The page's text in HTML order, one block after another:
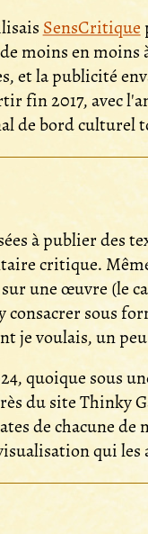
SensCritique
moins en moins
et la publicité
fin 2017, avec
de bord culturel
à publier
critique.
une œuvre (le
consacrer sous
je voulais, un
quoique sous
du siteThinky
de chacune
qui les